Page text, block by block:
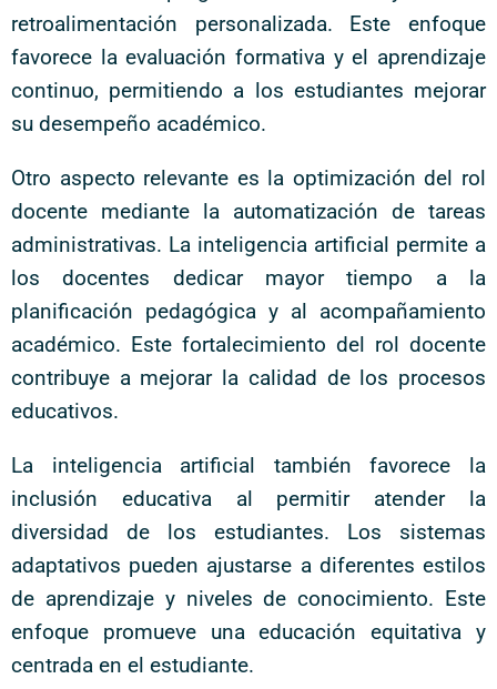
retroalimentación personalizada. Este enfoque
favorece la evaluación formativa y el aprendizaje
continuo, permitiendo a los estudiantes mejorar
su desempeño académico.
Otro aspecto relevante es la optimización del rol
docente mediante la automatización de tareas
administrativas. La inteligencia artificial permite a
los docentes dedicar mayor tiempo a la
planificación pedagógica y al acompañamiento
académico. Este fortalecimiento del rol docente
contribuye a mejorar la calidad de los procesos
educativos.
La inteligencia artificial también favorece la
inclusión educativa al permitir atender la
diversidad de los estudiantes. Los sistemas
adaptativos pueden ajustarse a diferentes estilos
de aprendizaje y niveles de conocimiento. Este
enfoque promueve una educación equitativa y
centrada en el estudiante.